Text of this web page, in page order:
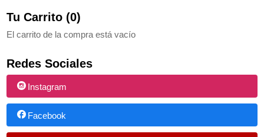
Tu Carrito (0)
El carrito de la compra está vacío
Redes Sociales
Instagram
Facebook